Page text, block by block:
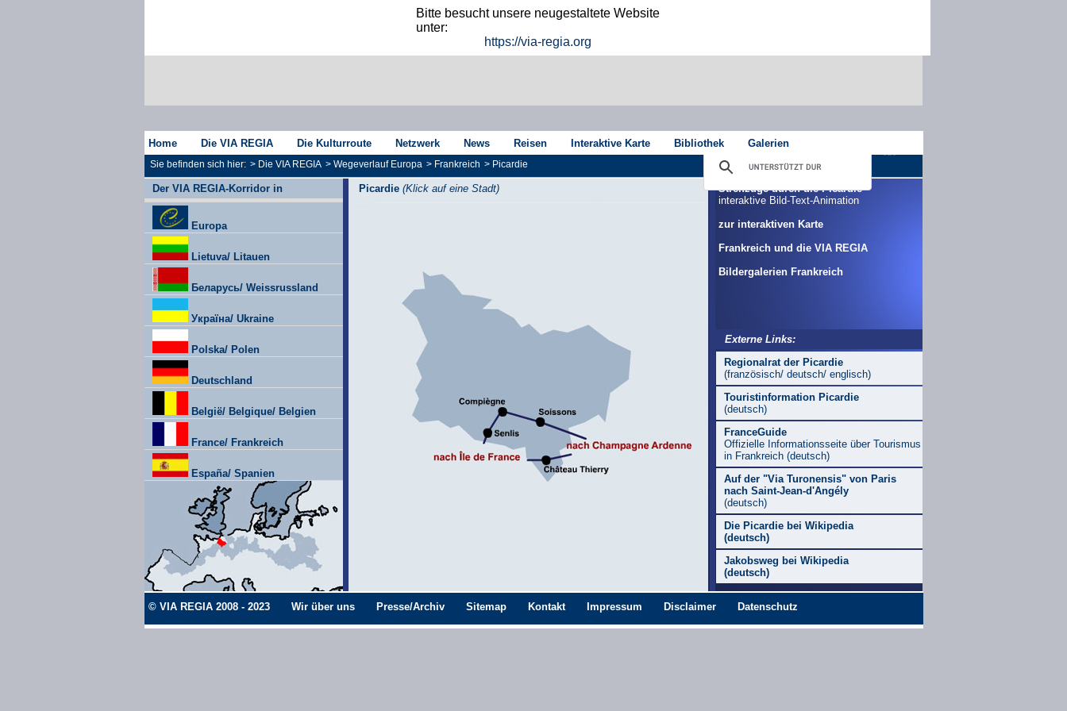
Bitte besucht unsere neugestaltete Website
unter:
https://via-regia.org
Home Die VIA REGIA Die Kulturroute Netzwerk News Reisen Interaktive Karte Bibliothek Galerien
Sie befinden sich hier: > Die VIA REGIA >Wegeverlauf Europa > Frankreich > Picardie
Picardie (Klick auf eine Stadt)
Der VIA REGIA-Korridor in
Europa
Lietuva/ Litauen
Беларусь/ Weissrussland
Україна/ Ukraine
Polska/ Polen
Deutschland
België/ Belgique/ Belgien
France/ Frankreich
España/ Spanien
Streifzüge durch die Picardie
interaktive Bild-Text-Animation
zur interaktiven Karte
Frankreich und die VIA REGIA
Bildergalerien Frankreich
Externe Links:
Regionalrat der Picardie
(französisch/ deutsch/ englisch)
Touristinformation Picardie
(deutsch)
FranceGuide
Offizielle Informationsseite über Tourismus
in Frankreich (deutsch)
Auf der "Via Turonensis" von Paris
nach Saint-Jean-d'Angély
(deutsch)
Die Picardie bei Wikipedia
(deutsch)
Jakobsweg bei Wikipedia
(deutsch)
© VIA REGIA 2008 - 2023 Wir über uns Presse/Archiv Sitemap Kontakt Impressum Disclaimer Datenschutz